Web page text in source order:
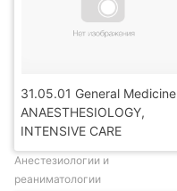
31.05.01 General Medicine
ANAESTHESIOLOGY,
INTENSIVE CARE
Анестезиологии и
реаниматологии